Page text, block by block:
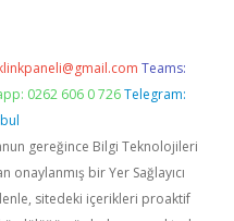
Teams:
0262 606 0 726 Telegram:
gereğince Bilgi Teknolojileri
onaylanmış bir Yer Sağlayıcı
sitedeki içerikleri proaktif